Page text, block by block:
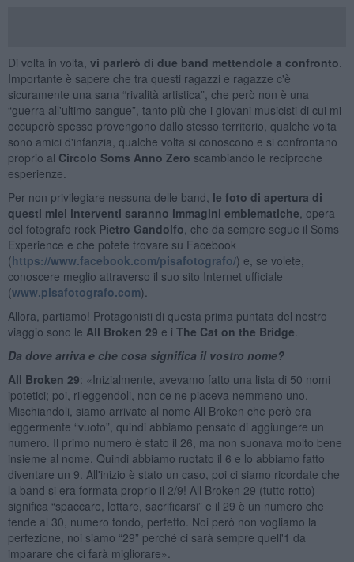
Di volta in volta, vi parlerò di due band mettendole a confronto
Importante è sapere che tra questi ragazzi e ragazze c'è
sicuramente una sana “rivalità artistica”, che però non è una
“guerra all'ultimo sangue”, tanto più che i giovani musicisti di cui mi
occuperò spesso provengono dallo stesso territorio, qualche volta
sono amici d'infanzia, qualche volta si conoscono e si confrontano
proprio al Circolo Soms Anno Zero scambiando le reciproche
esperienze.
Per non privilegiare nessuna delle band, le foto di apertura di
questi miei interventi saranno immagini emblematiche , opera
del fotografo rock Pietro Gandolfo , che da sempre segue il Soms
Experience e che potete trovare su Facebook
(https://www.facebook.com/pisafotografo/) e, se volete,
conoscere meglio attraverso il suo sito Internet ufficiale
(www.pisafotografo.com).
Allora, partiamo! Protagonisti di questa prima puntata del nostro
viaggio sono le All Broken 29 e i The Cat on the Bridge
Da dove arriva e che cosa significa il vostro nome?
All Broken 29: «Inizialmente, avevamo fatto una lista di 50 nomi
ipotetici; poi, rileggendoli, non ce ne piaceva nemmeno uno.
Mischiandoli, siamo arrivate al nome All Broken che però era
leggermente “vuoto”, quindi abbiamo pensato di aggiungere un
numero. Il primo numero è stato il 26, ma non suonava molto bene
insieme al nome. Quindi abbiamo ruotato il 6 e lo abbiamo fatto
diventare un 9. All'inizio è stato un caso, poi ci siamo ricordate che
la band si era formata proprio il 2/9! All Broken 29 (tutto rotto)
significa “spaccare, lottare, sacrificarsi” e il 29 è un numero che
tende al 30, numero tondo, perfetto. Noi però non vogliamo la
perfezione, noi siamo “29” perché ci sarà sempre quell'1 da
imparare che ci farà migliorare».